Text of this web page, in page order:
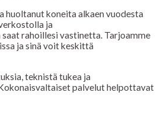
koneita alkaen vuodesta
ja
rahoillesi vastinetta. Tarjoamme
ja sinä voit keskittä
teknistä tukea ja
palvelut helpottavat